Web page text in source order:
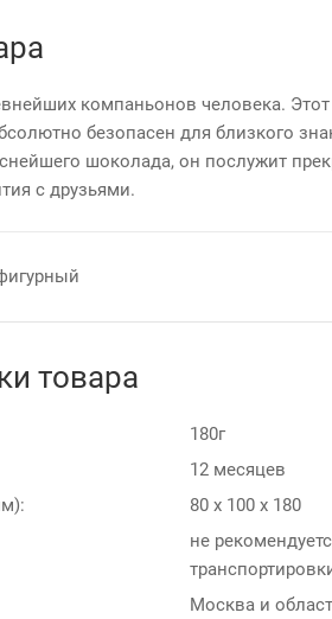
компаньонов человека. Этот
безопасен для близкого
шоколада, он послужит
с друзьями.
товара
180г
12 месяцев
80 х 100 х 180
не
Москва и